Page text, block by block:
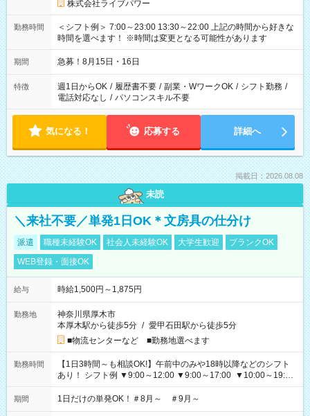
株式会社ライブパワー
勤務時間
＜シフト例＞ 7:00～23:00 13:30～22:00 上記の時間から好きな
時間を選べます！ ※時間は変更となる可能性があります
期間 急募！8月15日・16日
特徴 週1日からOK / 履歴書不要 / 副業・WワークOK / シフト勤務 /
電話対応なし / パソコンスキル不要
気になる！ 応募する 詳細へ
掲載日：2026.08.08
未読
＼来社不要／単発1日OK＊文房具の仕分け
派遣 職種未経験OK 社会人未経験OK 大学生歓迎
ブランクOK
WEB登録・面接OK
給与 時給1,500円～1,875円
勤務地
神奈川県厚木市
本厚木駅から徒歩5分 / 愛甲石田駅から徒歩5分
■物流センターなど ■勤務地選べます
勤務時間
【1日3時間～も相談OK!】午前中のみや18時以降などのシフト
あり！ シフト例 ▼9:00～12:00 ▼9:00～17:00 ▼10:00～19:00
▼18:00～21:00
期間 1日だけの単発OK！＃8月～ ＃9月～